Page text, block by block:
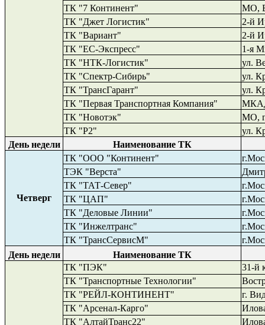
ТК "7 Континент" МО,
ТК "Джет Логистик"
2-й
ТК "Вариант"
2-й
ТК "ЕС-Экспресс"
1-я
ТК "НТК-Логистик" ул.
ТК "Спектр-Сибирь" ул.
ТК "ТрансГарант" ул.
ТК "Первая Транспортная Компания"
ТК "Новотэк"
МО,
ТК "Р2"
ул.
День недели
Наименование ТК
Четверг
ТК "ООО "Континент"
ТЭК "Верста"
ТК "ТАТ-Север"
ТК "ЦАП"
ТК "Деловые Линии"
ТК "Инжелтранс"
ТК "ТрансСервисМ"
День недели
Наименование ТК
ТК "ПЭК"
31-й
ТК "Транспортные Технологии"
ТК "РЕЙЛ-КОНТИНЕНТ"
г.
ТК "Арсенал-Карго"
ТК "АлтайТранс22"